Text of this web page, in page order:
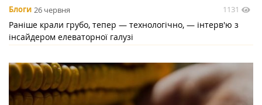
Блоги 26 червня 1131
Раніше крали грубо, тепер — технологічно, — інтерв'ю з
інсайдером елеваторної галузі